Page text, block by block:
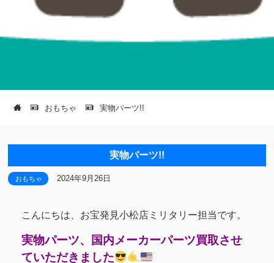
おもちゃ 実物パーツ!!
実物パーツ!!
おもちゃ 2024年9月26日
こんにちは、お宝発見小松店ミリタリー担当です。
実物パーツ、国内メーカーパーツ買取させ
ていただきました